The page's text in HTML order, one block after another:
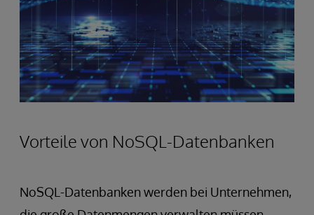
Vorteile von NoSQL-Datenbanken
NoSQL-Datenbanken werden bei Unternehmen,